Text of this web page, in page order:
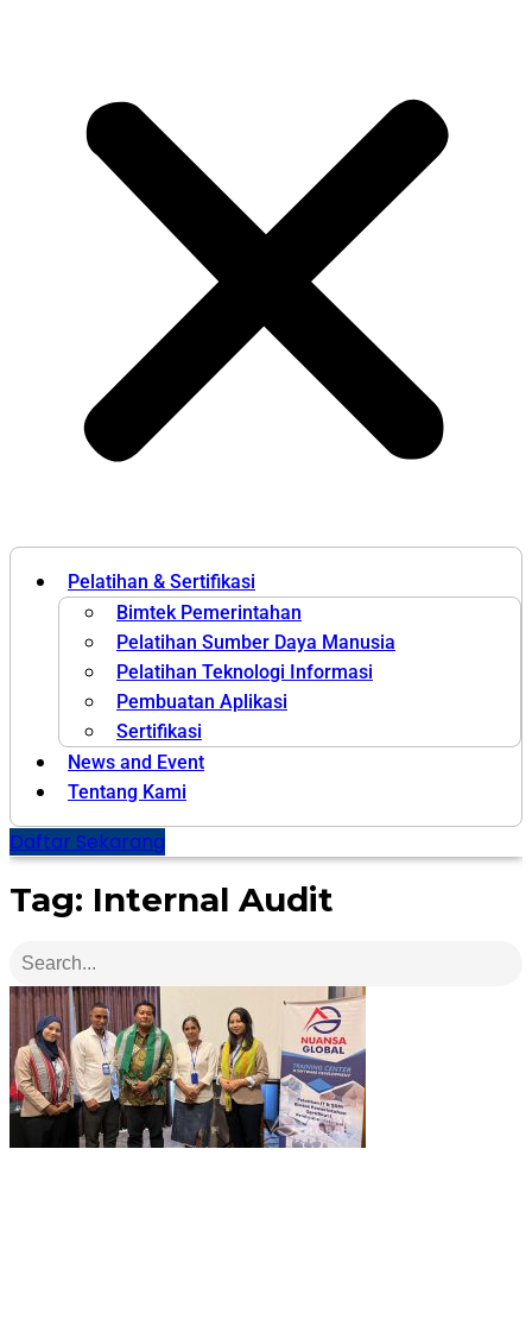
Pelatihan & Sertifikasi
Bimtek Pemerintahan
Pelatihan Sumber Daya Manusia
Pelatihan Teknologi Informasi
Pembuatan Aplikasi
Sertifikasi
News and Event
Tentang Kami
Daftar Sekarang
Tag: Internal Audit